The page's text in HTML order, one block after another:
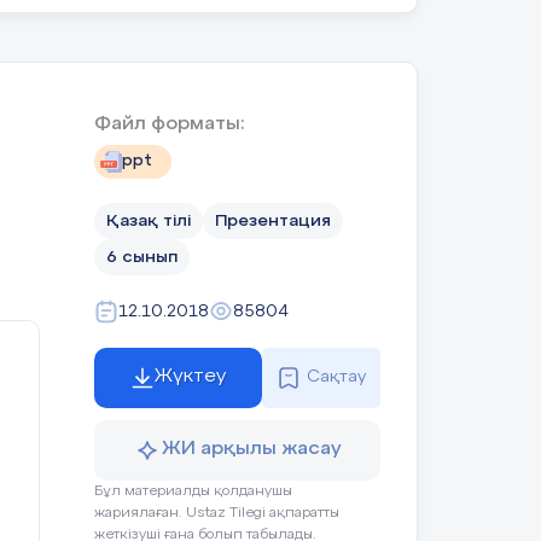
Файл форматы:
ppt
Қазақ тілі Презентация
6 сынып
12.10.2018 85804
Жүктеу Сақтау
ЖИ арқылы жасау
Бұл материалды қолданушы
жариялаған. Ustaz Tilegi ақпаратты
жеткізуші ғана болып табылады.